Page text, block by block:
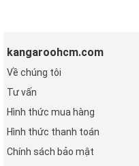
kangaroohcm.com
Về chúng tôi
Tư vấn
Hình thức mua hàng
Hình thức thanh toán
Chính sách bảo mật